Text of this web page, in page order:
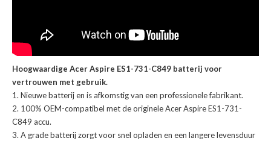
Hoogwaardige Acer Aspire ES1-731-C849 batterij voor
vertrouwen met gebruik.
Nieuwe batterij en is afkomstig van een professionele fabrikant.
100% OEM-compatibel met deoriginele Acer Aspire ES1-731-
C849 accu.
A grade batterij zorgt voor snel opladen en een langere levensduur